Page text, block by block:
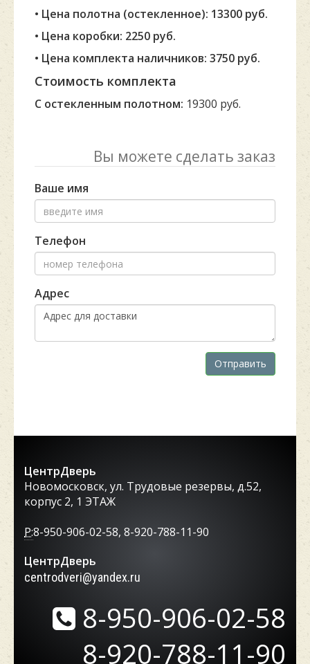
• Цена полотна (остекленное): 13300 руб.
• Цена коробки: 2250 руб.
• Цена комплекта наличников: 3750 руб.
Стоимость комплекта
С остекленным полотном: 19300 руб.
Вы можете сделать заказ
Ваше имя
Телефон
Адрес
Отправить
ЦентрДверь
Новомосковск, ул. Трудовые резервы, д.52,
корпус 2, 1 ЭТАЖ
P:8-950-906-02-58, 8-920-788-11-90
ЦентрДверь
centrodveri@yandex.ru
8-950-906-02-58
8-920-788-11-90